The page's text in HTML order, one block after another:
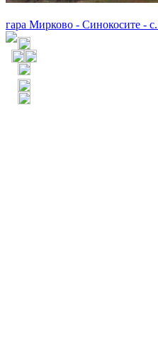
гара Мирково - Синокосите -